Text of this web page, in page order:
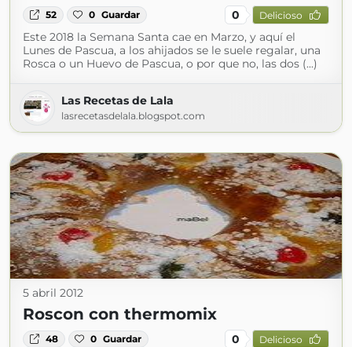
52 0 Guardar 0 Delicioso
Este 2018 la Semana Santa cae en Marzo, y aquí el
Lunes de Pascua, a los ahijados se le suele regalar, una
Rosca o un Huevo de Pascua, o por que no, las dos (...)
Las Recetas de Lala
lasrecetasdelala.blogspot.com
5 abril 2012
Roscon con thermomix
48 0 Guardar 0 Delicioso